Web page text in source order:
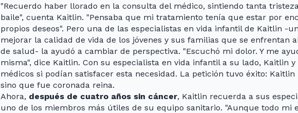
"Recuerdo haber llorado en la consulta del médico, sintiendo tanta
baile", cuenta Kaitlin. "Pensaba que mi tratamiento tenía que estar por
propios deseos". Pero una de las especialistas en vida infantil de Kaitlin -
mejorar la calidad de vida de los jóvenes y sus familias que se enfrentan
de salud- la ayudó a cambiar de perspectiva. "Escuchó mi dolor. Y me
misma", dice Kaitlin. Con su especialista en vida infantil a su lado, Kaitlin
médicos si podían satisfacer esta necesidad. La petición tuvo éxito: Kaitlin
sino que fue coronada reina.
Ahora, después de cuatro años sin cáncer, Kaitlin recuerda a sus
uno de los miembros más útiles de su equipo sanitario. "Aunque todo mi